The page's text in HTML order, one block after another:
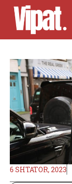
Skip
content
6 SHTATOR, 2023